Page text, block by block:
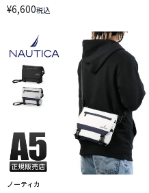
¥6,600税込
ノーティカ